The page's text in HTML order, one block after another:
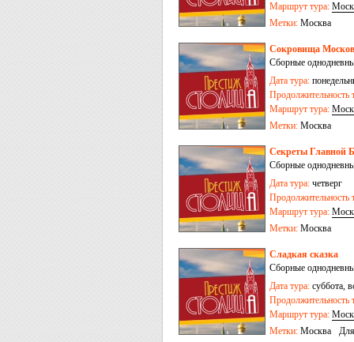
Маршрут тура:
Метки: Москва
Сокровища
Сборные
Дата тура:
Продолжительность
Маршрут тура:
Метки: Москва
Секреты Главной
Сборные
Дата тура: четверг
Продолжительность
Маршрут тура:
Метки: Москва
Сладкая сказка
Сборные
Дата тура: суббота,
Продолжительность
Маршрут тура:
Метки: Москва